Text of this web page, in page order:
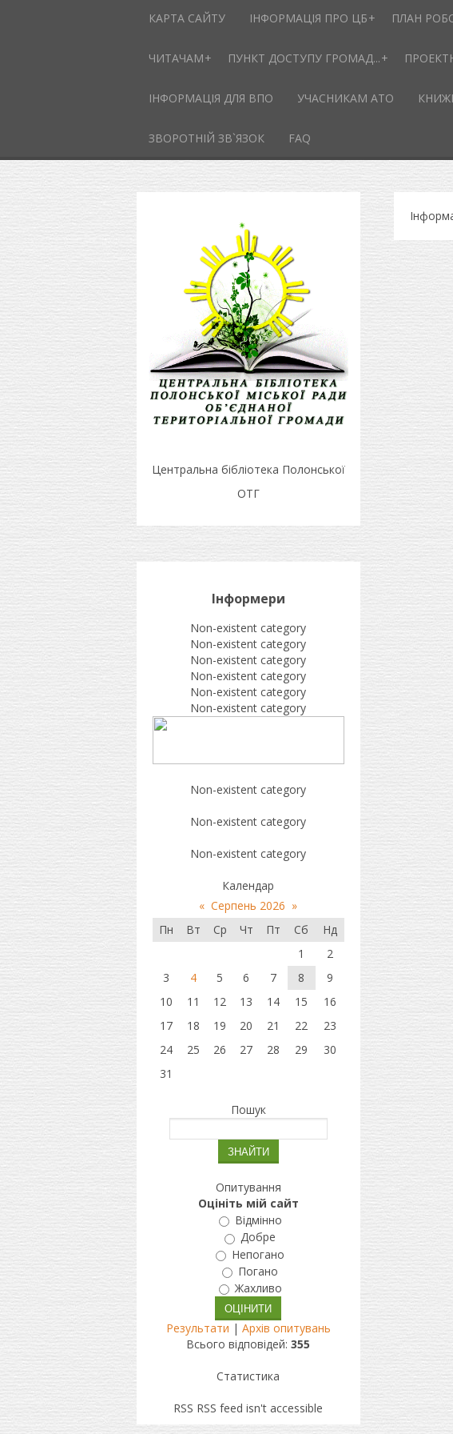
КАРТА САЙТУ ІНФОРМАЦІЯ ПРО ЦБ ПЛАН
ЧИТАЧАМ ПУНКТ ДОСТУПУ ГРОМАД...
ІНФОРМАЦІЯ ДЛЯ ВПО УЧАСНИКАМ АТО
ЗВОРОТНІЙ ЗВ`ЯЗОК FAQ
Центральна бібліотека Полонської
ОТГ
Інформери
Non-existent category
Non-existent category
Non-existent category
Non-existent category
Non-existent category
Non-existent category
Non-existent category
Non-existent category
Non-existent category
Календар
« Серпень 2026 »
Пн
Вт Ср Чт Пт Сб
Нд
1
2
3
4 5 6 7 8
9
10
11 12 13 14 15
16
17
18 19 20 21 22
23
24
25 26 27 28 29
30
31
Пошук
Опитування
Оцініть мій сайт
Відмінно
Добре
Непогано
Погано
Жахливо
Результати | Архів опитувань
Всього відповідей: 355
Статистика
RSS RSS feed isn't accessible